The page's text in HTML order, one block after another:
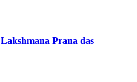
Lakshmana Prana das